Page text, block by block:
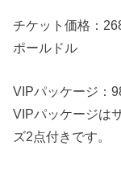
チケット価格：
ポールドル
VIPパッケージ：
VIPパッケージは
ズ2点付きです。